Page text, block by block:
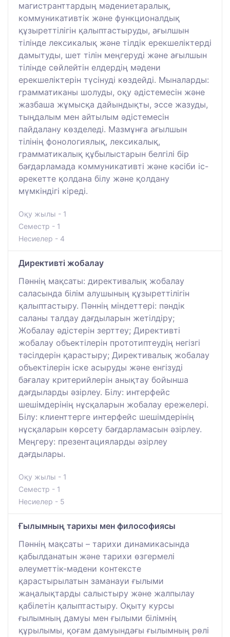
магистранттардың мәдениетаралық,
коммуникативтік және функционалдық
құзыреттілігін қалыптастыруды, ағылшын
тілінде лексикалық және тілдік ерекшеліктерді
дамытуды, шет тілін меңгеруді және ағылшын
тілінде сөйлейтін елдердің мәдени
ерекшеліктерін түсінуді көздейді. Мыналарды:
грамматиканы шолуды, оқу әдістемесін және
жазбаша жұмысқа дайындықты, эссе жазуды,
тыңдалым мен айтылым әдістемесін
пайдалану көзделеді. Мазмұнға ағылшын
тілінің фонологиялық, лексикалық,
грамматикалық құбылыстарын белгілі бір
бағдарламада коммуникативті және кәсіби іс-
әрекетте қолдана білу және қолдану
мүмкіндігі кіреді.
Оқу жылы - 1
Семестр - 1
Несиелер - 4
Директивті жобалау
Пәннің мақсаты: директивалық жобалау
саласында білім алушының құзыреттілігін
қалыптастыру. Пәннің міндеттері: пәндік
саланы талдау дағдыларын жетілдіру;
Жобалау әдістерін зерттеу; Директивті
жобалау объектілерін прототиптеудің негізгі
тәсілдерін қарастыру; Директивалық жобалау
объектілерін іске асыруды және енгізуді
бағалау критерийлерін анықтау бойынша
дағдыларды әзірлеу. Білу: интерфейс
шешімдерінің нұсқаларын жобалау ережелері.
Білу: клиенттерге интерфейс шешімдерінің
нұсқаларын көрсету бағдарламасын әзірлеу.
Меңгеру: презентацияларды әзірлеу
дағдылары.
Оқу жылы - 1
Семестр - 1
Несиелер - 5
Ғылымның тарихы мен философиясы
Пәннің мақсаты – тарихи динамикасында
қабылданатын және тарихи өзгермелі
әлеуметтік-мәдени контексте
қарастырылатын заманауи ғылыми
жаңалықтарды салыстыру және жалпылау
қабілетін қалыптастыру. Оқыту курсы
ғылымның дамуы мен ғылыми білімнің
құрылымы, қоғам дамуындағы ғылымның рөлі